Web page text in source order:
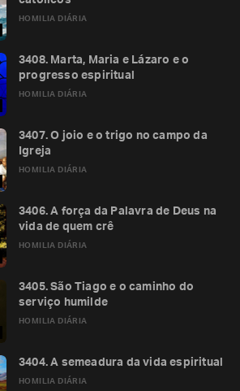
HOMILIA DIÁRIA
HOMILIA DIÁRIA
3408. Marta, Maria e Lázaro e o
progresso espiritual
HOMILIA DIÁRIA
3407. O joio e o trigo no campo da
Igreja
HOMILIA DIÁRIA
3406. A força da Palavra de Deus na
vida de quem crê
HOMILIA DIÁRIA
3405. São Tiago e o caminho do
serviço humilde
HOMILIA DIÁRIA
3404. A semeadura da vida espiritual